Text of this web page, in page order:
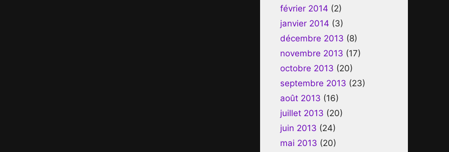
février 2014 (2)
janvier 2014 (3)
décembre 2013 (8)
novembre 2013 (17)
octobre 2013 (20)
septembre 2013 (23)
août 2013 (16)
juillet 2013 (20)
juin 2013 (24)
mai 2013 (20)